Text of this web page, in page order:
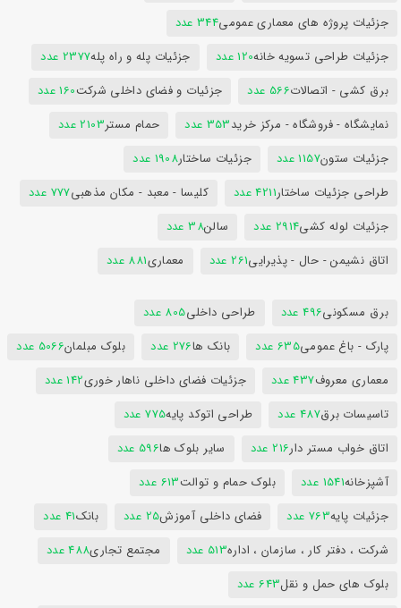
جزئیات پروژه های معماری عمومی344 عدد
جزئیات طراحی تسویه خانه120 عدد جزئیات پله و راه پله2377 عدد
برق کشی - اتصالات566 عدد جزئیات و فضای داخلی شرکت160 عدد
نمایشگاه - فروشگاه - مرکز خرید353 عدد حمام مستر2103 عدد
جزئیات ستون1157 عدد جزئیات ساختار1908 عدد
طراحی جزئیات ساختار4211 عدد کلیسا - معبد - مکان مذهبی777 عدد
جزئیات لوله کشی2914 عدد سالن38 عدد
اتاق نشیمن - حال - پذیرایی261 عدد معماری881 عدد
برق مسکونی496 عدد طراحی داخلی805 عدد
پارک - باغ عمومی635 عدد بانک ها276 عدد بلوک مبلمان5066 عدد
معماری معروف437 عدد جزئیات فضای داخلی ناهار خوری142 عدد
تاسیسات برق487 عدد طراحی اتوکد پایه775 عدد
اتاق خواب مستر دار216 عدد سایر بلوک ها596 عدد
آشپزخانه1541 عدد بلوک حمام و توالت613 عدد
جزئیات پایه763 عدد فضای داخلی آموزش25 عدد بانک41 عدد
شرکت ، دفتر کار ، سازمان ، اداره513 عدد مجتمع تجاری488 عدد
بلوک های حمل و نقل643 عدد